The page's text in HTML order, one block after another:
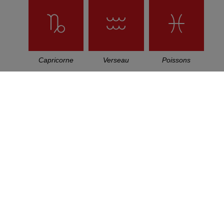
Capricorne Verseau Poissons